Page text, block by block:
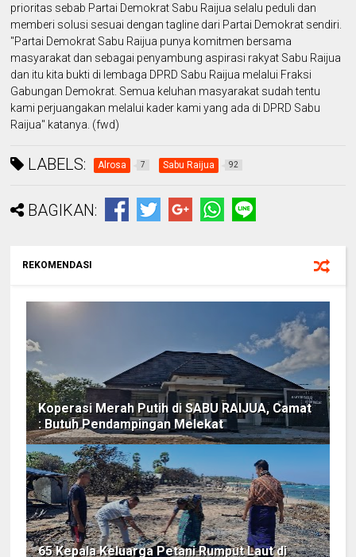
prioritas sebab Partai Demokrat Sabu Raijua selalu peduli dan
memberi solusi sesuai dengan tagline dari Partai Demokrat sendiri.
"Partai Demokrat Sabu Raijua punya komitmen bersama
masyarakat dan sebagai penyambung aspirasi rakyat Sabu Raijua
dan itu kita bukti di lembaga DPRD Sabu Raijua melalui Fraksi
Gabungan Demokrat. Semua keluhan masyarakat sudah tentu
kami perjuangakan melalui kader kami yang ada di DPRD Sabu
Raijua" katanya. (fwd)
LABELS: Alrosa 7 Sabu Raijua 92
BAGIKAN:
REKOMENDASI
Koperasi Merah Putih di SABU RAIJUA, Camat
: Butuh Pendampingan Melekat
65 Kepala Keluarga Petani Rumput Laut di